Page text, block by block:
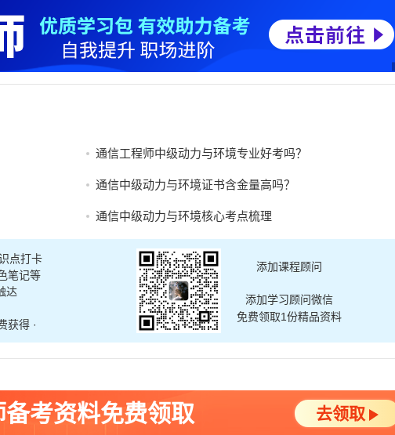
通信工程师中级动力与环境专业好考吗？
通信中级动力与环境证书含金量高吗？
通信中级动力与环境核心考点梳理
点打卡
笔记等
达
获得 ·
添加课程顾问
添加学习顾问微信
免费领取1份精品资料
考资料免费领取 去领取